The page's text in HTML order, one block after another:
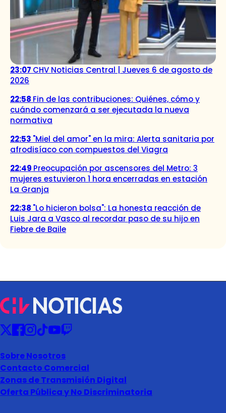
23:07 CHV Noticias Central | Jueves 6 de agosto de
2026
22:58 Fin de las contribuciones: Quiénes, cómo y
cuándo comenzará a ser ejecutada la nueva
normativa
22:53 "Miel del amor" en la mira: Alerta sanitaria por
afrodisíaco con compuestos del Viagra
22:49 Preocupación por ascensores del Metro: 3
mujeres estuvieron 1 hora encerradas en estación
La Granja
22:38 "Lo hicieron bolsa": La honesta reacción de
Luis Jara a Vasco al recordar paso de su hijo en
Fiebre de Baile
Sobre Nosotros
Contacto Comercial
Zonas de Transmisión Digital
Oferta Pública y No Discriminatoria